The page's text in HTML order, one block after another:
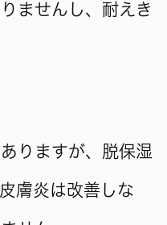
ませんし、耐えき
りますが、脱保湿
膚炎は改善しな